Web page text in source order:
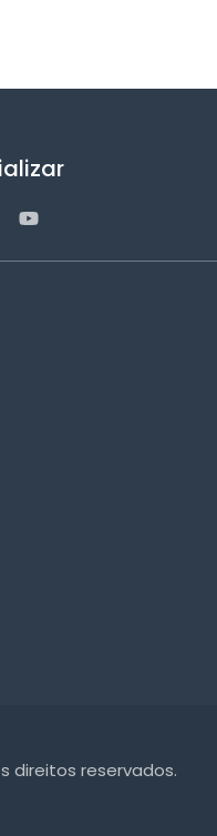
direitos reservados.